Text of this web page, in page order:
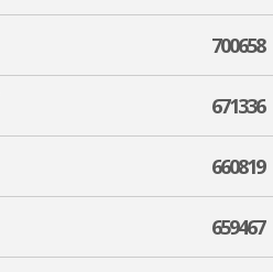
700658
671336
660819
659467